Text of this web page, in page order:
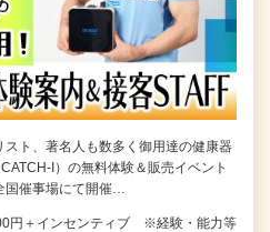
スト、著名人も数多く御用達の健康器
I）の無料体験＆販売イベント
国催事場にて開催…
円＋インセンティブ ※経験・能力等